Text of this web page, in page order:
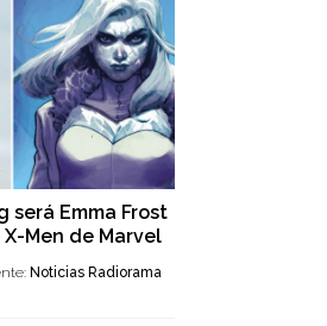
será Emma Frost
Men de Marvel
Noticias Radiorama